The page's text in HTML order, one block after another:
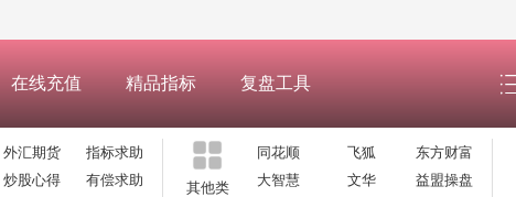
在线充值 精品指标 复盘工具
外汇期货
指标求助
炒股心得 有偿求助 其他类
同花顺 飞狐
东方财富
大智慧
文华 益盟操盘